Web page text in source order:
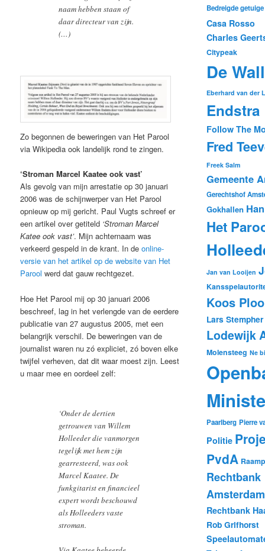
naam hebben staan of
daar directeur van zijn.
(…)
Zo begonnen de beweringen van Het Parool
via Wikipedia ook landelijk rond te zingen.
‘Stroman Marcel Kaatee ook vast’
Als gevolg van mijn arrestatie op 30 januari
2006 was de schijnwerper van Het Parool
opnieuw op mij gericht. Paul Vugts schreef er
een artikel over getiteld ‘Stroman Marcel
Katee ook vast’. Mijn achternaam was
verkeerd gespeld in de krant. In deonline-
versie van het artikel op de website van Het
Parool werd dat gauw rechtgezet.
Hoe Het Parool mij op 30 januari 2006
beschreef, lag in het verlengde van de eerdere
publicatie van 27 augustus 2005, met een
belangrijk verschil. De beweringen van de
journalist waren nu zó expliciet, zó boven elke
twijfel verheven, dat dit waar moest zijn. Leest
u maar mee en oordeel zelf:
‘Onder de dertien
getrouwen van Willem
Holleeder die vanmorgen
tegelijk met hem zijn
gearresteerd, was ook
Marcel Kaatee. De
funkgitarist en financieel
expert wordt beschouwd
als Holleeders vaste
stroman.
Bedreigde getuige
Casa Rosso
Charles
Citypeak
De
Eberhard van der
Endstra
Follow The
Fred
Freek Salm
Gemeente
Gerechtshof
Gokhallen
Het
Jan van Looijen
Koos
Lars Stempher
Lodewijk
Molensteeg Ne
Paarlberg Pierre
Politie
PvdA
Rechtbank
Amsterdam
Rechtbank
Rob Grifhorst